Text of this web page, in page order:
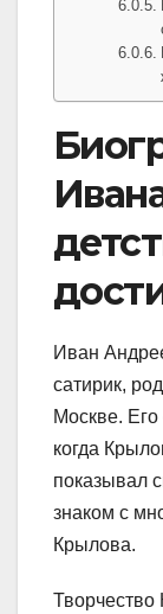
Иван
сатирик,
Москве.
когда
показывал
знаком с
Крылова.
Творчество